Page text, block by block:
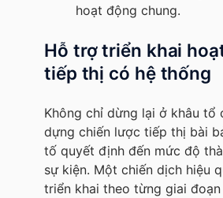
hoạt động chung.
Hỗ trợ triển khai
tiếp thị có hệ thống
Không chỉ dừng lại ở khâu tổ
dựng chiến lược tiếp thị bài
tố quyết định đến mức độ
sự kiện. Một chiến dịch hiệu
triển khai theo từng giai